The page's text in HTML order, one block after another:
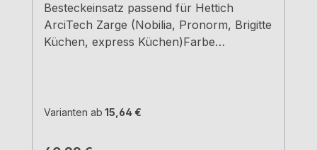
Besteckeinsatz passend für Hettich
ArciTech Zarge (Nobilia, Pronorm, Brigitte
Küchen, express Küchen)Farbe
Varianten ab 15,64 €